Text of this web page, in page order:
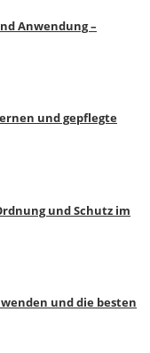
Anwendung –
und gepflegte
und Schutz im
und die besten